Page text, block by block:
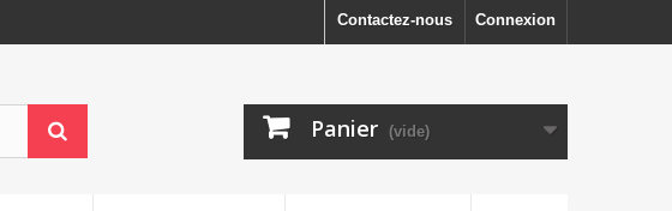
Connexion
Contactez-nous
Panier (vide)